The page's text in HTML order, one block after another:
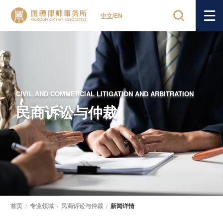
中文/EN
CIVIL AND COMMERCIAL LITIGATION AND ARBITRATION
民商诉讼与仲裁
首页 / 专业领域 / 民商诉讼与仲裁 / 新闻详情